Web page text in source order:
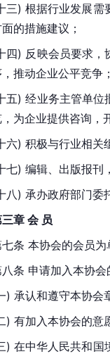
三) 根据行业发展需
的措施建议；
四) 反映会员要求，
，推动企业公平竞争
五) 经业务主管单位
，为企业提供咨询，
六) 积极与行业相关
七) 编辑、出版报刊
八) 承办政府部门委
章 会 员
条 本协会的会员为
条 申请加入本协
) 承认和遵守本协会
) 有加入本协会的意
) 在中华人民共和国